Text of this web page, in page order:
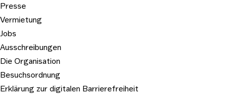
Presse
Vermietung
Jobs
Ausschreibungen
Die Organisation
Besuchsordnung
Erklärung zur digitalen Barrierefreiheit